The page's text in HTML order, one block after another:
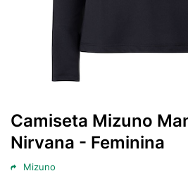
Camiseta Mizuno
Nirvana - Feminina
Mizuno